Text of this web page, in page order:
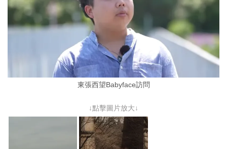
東張西望Babyface訪問
↓點擊圖片放大↓